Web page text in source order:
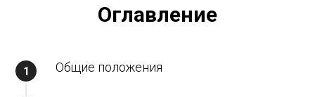
Оглавление
Общие положения